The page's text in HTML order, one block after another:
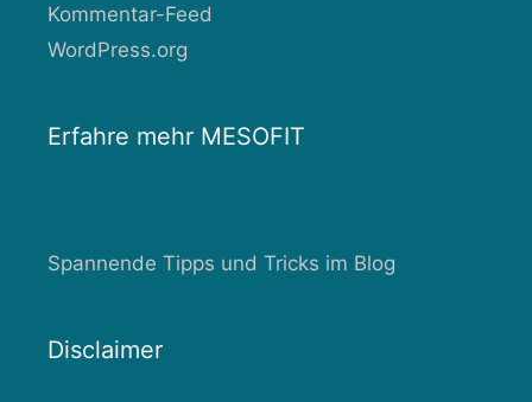
Kommentar-Feed
WordPress.org
Erfahre mehr MESOFIT
Spannende Tipps und Tricks im Blog
Disclaimer